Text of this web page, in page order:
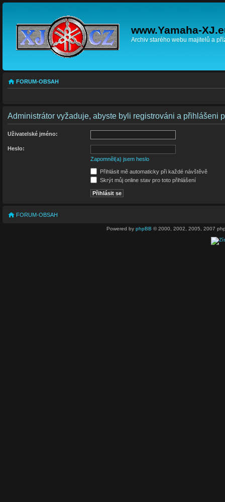
www.Yamaha-
Archiv starého webu majitelů a
FORUM-OBSAH
Administrátor vyžaduje, abyste byli registrováni a přihlášeni
Uživatelské jméno:
Heslo:
Zapomněl(a) jsem heslo
Přihlásit mě automaticky při každé návštěvě
Skrýt můj online stav pro toto přihlášení
FORUM-OBSAH
Powered by phpBB © 2000, 2002, 2005, 2007